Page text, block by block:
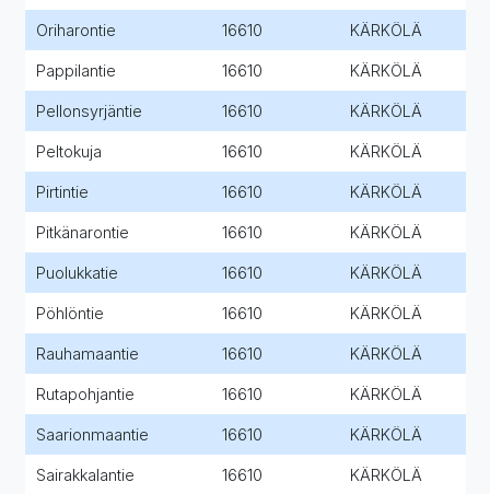
Oriharontie 16610 KÄRKÖLÄ
Pappilantie 16610 KÄRKÖLÄ
Pellonsyrjäntie 16610 KÄRKÖLÄ
Peltokuja 16610 KÄRKÖLÄ
Pirtintie 16610 KÄRKÖLÄ
Pitkänarontie 16610 KÄRKÖLÄ
Puolukkatie 16610 KÄRKÖLÄ
Pöhlöntie 16610 KÄRKÖLÄ
Rauhamaantie 16610 KÄRKÖLÄ
Rutapohjantie 16610 KÄRKÖLÄ
Saarionmaantie 16610 KÄRKÖLÄ
Sairakkalantie 16610 KÄRKÖLÄ